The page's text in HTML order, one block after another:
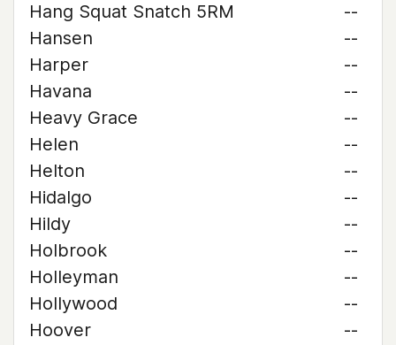
Hang Squat Snatch 5RM
--
Hansen
--
Harper
--
Havana
--
Heavy Grace
--
Helen
--
Helton
--
Hidalgo
--
Hildy
--
Holbrook
--
Holleyman
--
Hollywood
--
Hoover
--